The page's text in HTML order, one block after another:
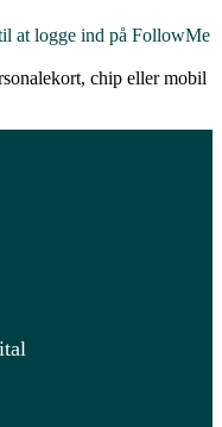
at logge ind på FollowMe
chip eller mobil